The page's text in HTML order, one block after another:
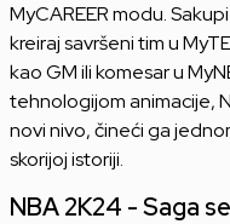
MyCAREER modu.
kreiraj savršeni tim u
kao GM ili komesar u
tehnologijom animacije,
novi nivo, čineći ga
skorijoj istoriji.
NBA 2K24 - Saga